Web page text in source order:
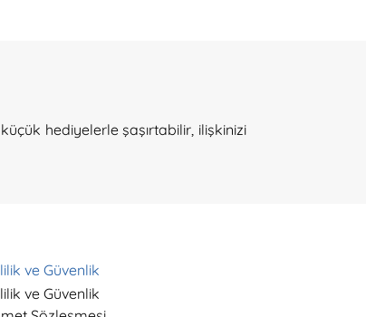
hediyelerle şaşırtabilir, ilişkinizi
ve Güvenlik
ve Güvenlik